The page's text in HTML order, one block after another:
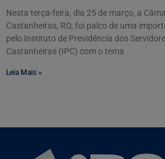
Nesta terça-feira, dia 25 de março, a
Castanheiras, RO, foi palco de uma
pelo Instituto de Previdência dos
Castanheiras (IPC) com o tema
Leia Mais »